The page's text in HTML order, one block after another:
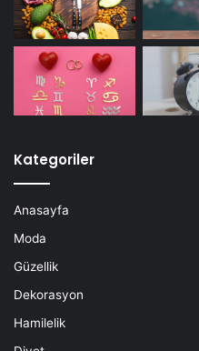
Kategoriler
Anasayfa
Moda
Güzellik
Dekorasyon
Hamilelik